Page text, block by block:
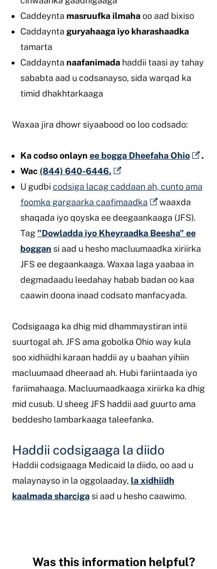
Caddeynta masruufka ilmahaoo aad bixiso
Caddaynta guryahaaga iyo kharashaadka
tamarta
Caddaynta naafanimadahaddii taasi ay tahay
sababta aad u codsanayso, sida warqad ka
timid dhakhtarkaaga
Waxaa jira dhowr siyaabood oo loo codsado:
Ka codso onlayn ee bogga Dheefaha Ohio
.
Wac (844) 640-6446.
U gudbi codsiga lacag caddaan ah, cunto ama
foomka gargaarka caafimaadka
waaxda
shaqada iyo qoyska ee deegaankaaga (JFS).
Tag "Dowladda iyo Kheyraadka Beesha" ee
boggan si aad u hesho macluumaadka xiriirka
JFS ee degaankaaga. Waxaa laga yaabaa in
degmadaadu leedahay habab badan oo kaa
caawin doona inaad codsato manfacyada.
Codsigaaga ka dhig mid dhammaystiran intii
suurtogal ah. JFS ama gobolka Ohio way kula
soo xidhiidhi karaan haddii ay u baahan yihiin
macluumaad dheeraad ah. Hubi fariintaada iyo
fariimahaaga. Macluumaadkaaga xiriirka ka dhig
mid cusub. U sheeg JFS haddii aad guurto ama
beddesho lambarkaaga taleefanka.
Haddii codsigaaga la diido
Haddii codsigaaga Medicaid la diido, oo aad u
malaynayso in la oggolaaday, la xidhiidh
kaalmada sharcigasi aad u hesho caawimo.
Was this information helpful?